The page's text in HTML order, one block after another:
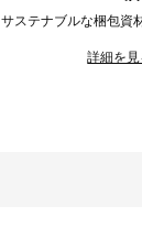
サステナブルな梱包資
詳細を見